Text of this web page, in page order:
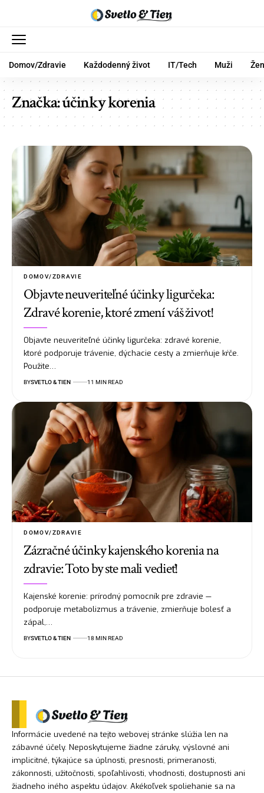
Domov/Zdravie Každodenný život IT/Tech Muži
Značka:účinky korenia
DOMOV/ZDRAVIE
Objavte neuveriteľné účinky ligurčeka:
Zdravé korenie, ktoré zmení váš život!
Objavte neuveriteľné účinky ligurčeka: zdravé korenie,
ktoré podporuje trávenie, dýchacie cesty a zmierňuje kŕče.
Použite…
BYSVETLO & TIEN 11 MIN READ
DOMOV/ZDRAVIE
Zázračné účinky kajenského korenia na
zdravie: Toto by ste mali vedieť!
Kajenské korenie: prírodný pomocník pre zdravie —
podporuje metabolizmus a trávenie, zmierňuje bolesť a
zápal,…
BYSVETLO & TIEN 18 MIN READ
Informácie uvedené na tejto webovej stránke slúžia len na
zábavné účely. Neposkytujeme žiadne záruky, výslovné ani
implicitné, týkajúce sa úplnosti, presnosti, primeranosti,
zákonnosti, užitočnosti, spoľahlivosti, vhodnosti, dostupnosti ani
žiadneho iného aspektu údajov. Akékoľvek spoliehanie sa na